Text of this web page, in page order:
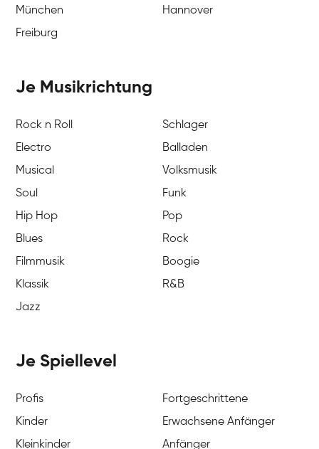
München
Hannover
Freiburg
Je Musikrichtung
Rock n Roll
Schlager
Electro
Balladen
Musical
Volksmusik
Soul
Funk
Hip Hop
Pop
Blues
Rock
Filmmusik
Boogie
Klassik
R&B
Jazz
Je Spiellevel
Profis
Fortgeschrittene
Kinder
Erwachsene Anfänger
Kleinkinder
Anfänger